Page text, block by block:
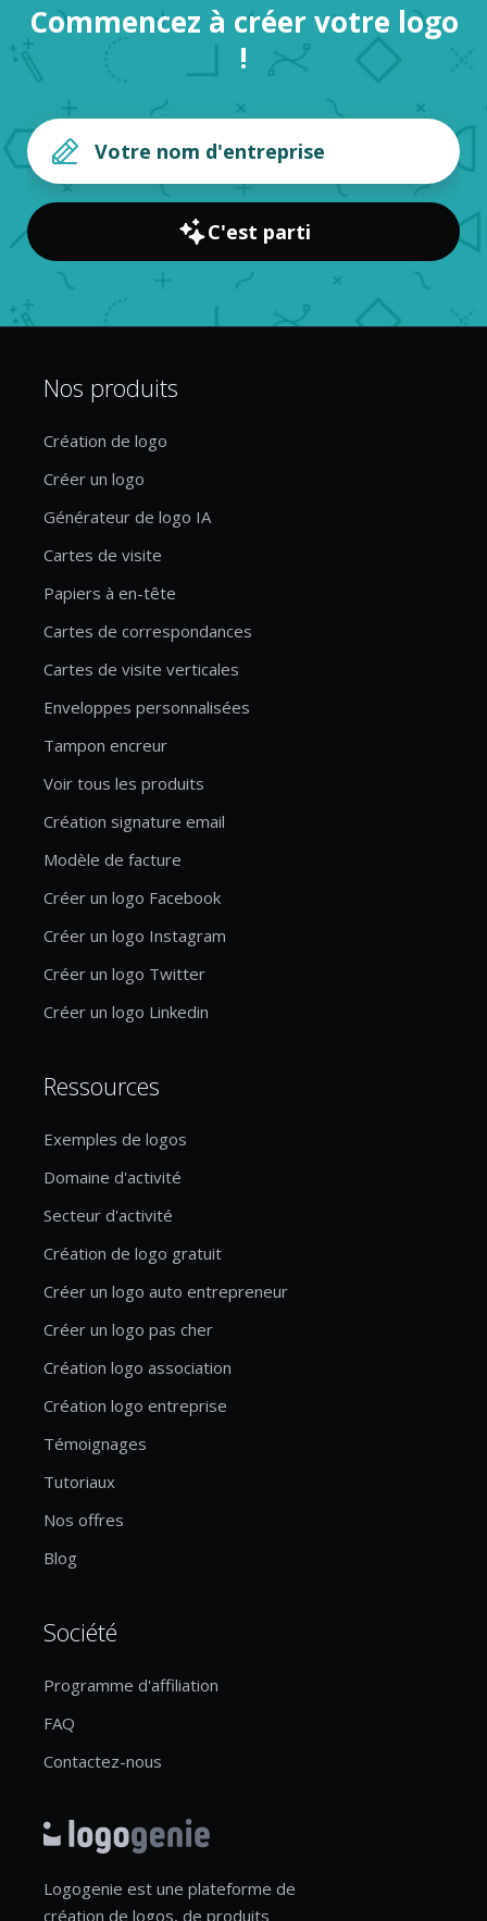
Commencez à créer votre logo
!
C'est parti
Nos produits
Création de logo
Créer un logo
Générateur de logo IA
Cartes de visite
Papiers à en-tête
Cartes de correspondances
Cartes de visite verticales
Enveloppes personnalisées
Tampon encreur
Voir tous les produits
Création signature email
Modèle de facture
Créer un logo Facebook
Créer un logo Instagram
Créer un logo Twitter
Créer un logo Linkedin
Ressources
Exemples de logos
Domaine d'activité
Secteur d'activité
Création de logo gratuit
Créer un logo auto entrepreneur
Créer un logo pas cher
Création logo association
Création logo entreprise
Témoignages
Tutoriaux
Nos offres
Blog
Société
Programme d'affiliation
FAQ
Contactez-nous
Logogenie est une plateforme de
création de logos, de produits